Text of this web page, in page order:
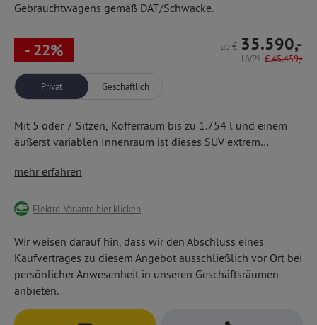
Gebrauchtwagens gemäß DAT/Schwacke.
- 22% ab € 35.590,-
UVP1 €45.459,-
Privat Geschäftlich
Mit 5 oder 7 Sitzen, Kofferraum bis zu 1.754 l und einem
äußerst variablen Innenraum ist dieses SUV extrem
17''-Alufelgen,
Auto™ und
Fragen Sie uns nach den weiteren Ausstattungs- und
mehr erfahren
Elektro-Variante hier klicken
Wir weisen darauf hin, dass wir den Abschluss eines
Kaufvertrages zu diesem Angebot ausschließlich vor Ort bei
persönlicher Anwesenheit in unseren Geschäftsräumen
anbieten.